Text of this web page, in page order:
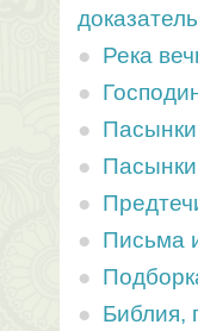
Река
Письма
Библия,